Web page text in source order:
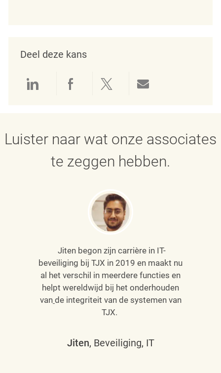
Deel deze kans
Delen via LinkedIn
Delen via Facebook
Delen via twitter
Luister naar wat onze associates
te zeggen hebben.
Jiten begon zijn carrière in IT-
beveiliging bij TJX in 2019 en maakt nu
al het verschil in meerdere functies en
helpt wereldwijd bij het onderhouden
van de integriteit van de systemen van
TJX.
Jiten, Beveiliging, IT